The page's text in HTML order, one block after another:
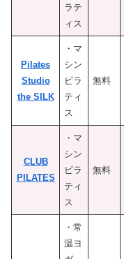
ラテ
ィス
Pilates
Studio
the SILK
・マ
シン
ピラ
ティ
ス
無料
CLUB
PILATES
・マ
シン
ピラ
ティ
ス
無料
・常
温ヨ